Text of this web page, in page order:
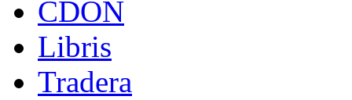
CDON
Libris
Tradera